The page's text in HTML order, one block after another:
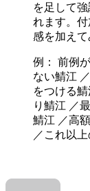
を足して
れます。
感を加えて
例： 前例
ない鯖江
をつける
り鯖江 ／
鯖江 ／高
／これ以